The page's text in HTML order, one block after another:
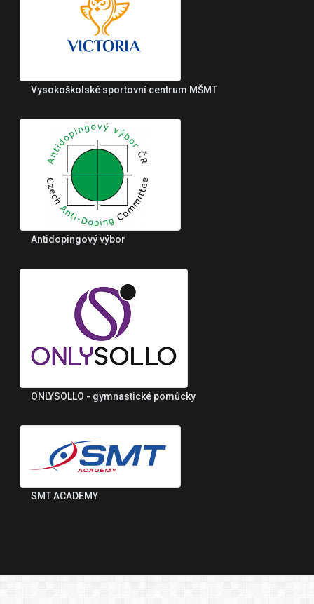
Vysokoškolské sportovní centrum MŠMT
Antidopingový výbor
ONLYSOLLO - gymnastické pomůcky
SMT ACADEMY